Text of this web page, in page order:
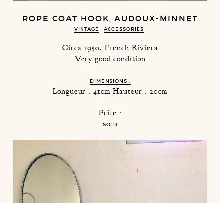
ROPE COAT HOOK, AUDOUX-MINNET
VINTAGE ACCESSORIES
Circa 1950, French Riviera
Very good condition
DIMENSIONS :
Longueur : 41cm Hauteur : 20cm
Price :
SOLD